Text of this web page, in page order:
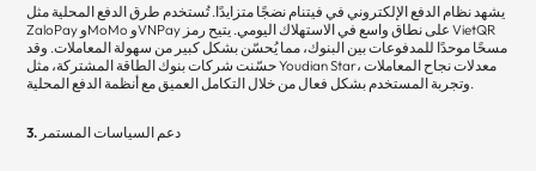
يشهد نظام الدفع الإلكتروني في فيتنام نضجًا متزايدًا. تُستخدم طرق الدفع المحلية مثل
ZaloPay وMoMo وVNPay على نطاق واسع في الاستهلاك اليومي. يتيح رمز VietQR
مسحًا موحدًا للمدفوعات بين البنوك، مما يُحسّن بشكل كبير من سهولة المعاملات. وقد
حسّنت شركات بنوك الطاقة المشتركة، مثل Youdian Star، معدلات نجاح المعاملات
3. دعم السياسات المستمر